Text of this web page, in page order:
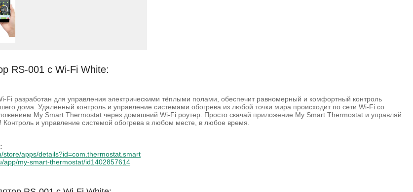
RS-001 c Wi-Fi White:
Fi разработан для управления электрическими тёплыми полами, обеспечит равномерный и комфортный контроль
дома. Удаленный контроль и управление системами обогрева из любой точки мира происходит по сети Wi-Fi со
My Smart Thermostat через домашний Wi-Fi роутер. Просто скачай приложение My Smart Thermostat и управляй
и управление системой обогрева в любом месте, в любое время.
store/apps/details?id=com.thermostat.smart
app/my-smart-thermostat/id1402857614